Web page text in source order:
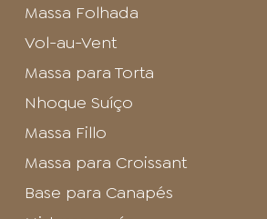
Massa Folhada
Vol-au-Vent
Massa para Torta
Nhoque Suíço
Massa Fillo
Massa para Croissant
Base para Canapés